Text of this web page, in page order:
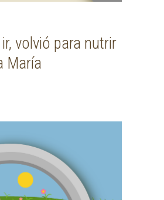
volvió para nutrir
María